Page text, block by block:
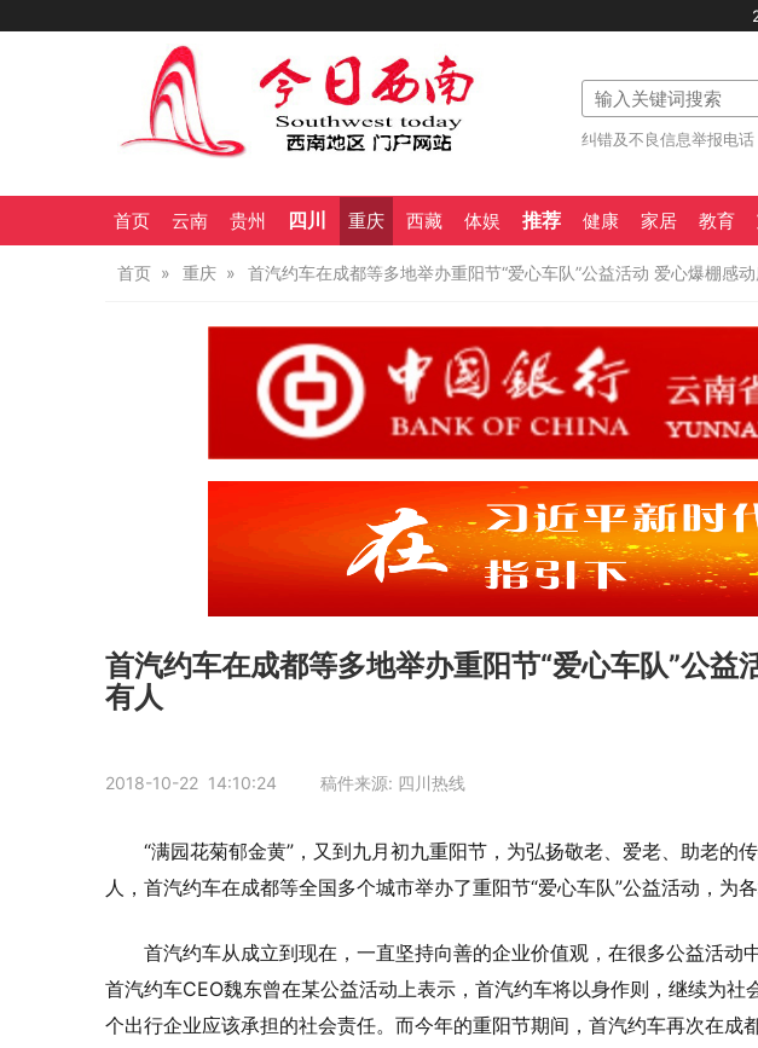
纠错及不良信息举报电
首页 云南 贵州 四川 重庆 西藏 体娱 推荐 健康 家居 教育
首页 重庆 首汽约车在成都等多地举办重阳节“爱心车队”公益活动 爱心爆棚感动
首汽约车在成都等多地举办重阳节“爱心车队”公益
有人
2018-10-22 14:10:24 稿件来源: 四川热线
“满园花菊郁金黄”，又到九月初九重阳节，为弘扬敬老、爱老、助老的
人，首汽约车在成都等全国多个城市举办了重阳节“爱心车队”公益活动，为
首汽约车从成立到现在，一直坚持向善的企业价值观，在很多公益活动
首汽约车CEO魏东曾在某公益活动上表示，首汽约车将以身作则，继续为社
个出行企业应该承担的社会责任。而今年的重阳节期间，首汽约车再次在成